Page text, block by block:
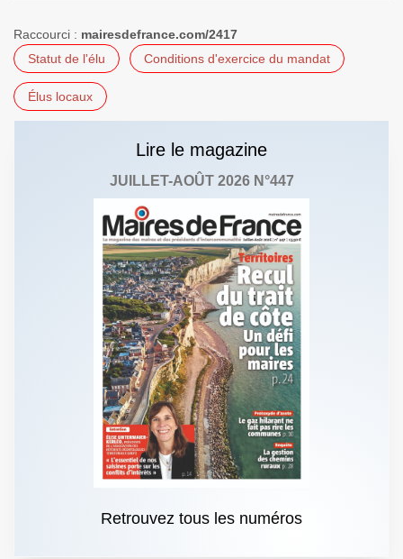
Raccourci : mairesdefrance.com/2417
Statut de l'élu
Conditions d'exercice du mandat
Élus locaux
Lire le magazine
JUILLET-AOÛT 2026 N°447
Retrouvez tous les numéros